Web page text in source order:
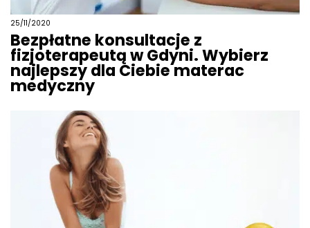
25/11/2020
Bezpłatne konsultacje z
fizjoterapeutą w Gdyni. Wybierz
najlepszy dla Ciebie materac
medyczny